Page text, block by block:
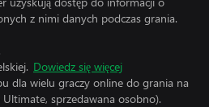
z nimi danych podczas grania.
Dowiedz się więcej
dla wielu graczy online do grania na
sprzedawana osobno).